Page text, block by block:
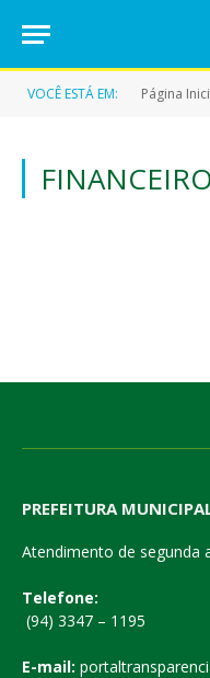
VOCÊ ESTÁ EM: Página
PREFEITURA
Atendimento de segunda
Telefone:
(94) 3347 – 1195
E-mail: